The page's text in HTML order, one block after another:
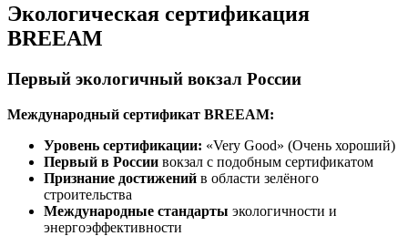
Экологическая сертификация
BREEAM
Первый экологичный вокзал России
Международный сертификат BREEAM:
Уровень сертификации: «Very Good» (Очень хороший)
Первый в России вокзал с подобным сертификатом
Признание достижений в области зелёного
строительства
Международные стандарты экологичности и
энергоэффективности